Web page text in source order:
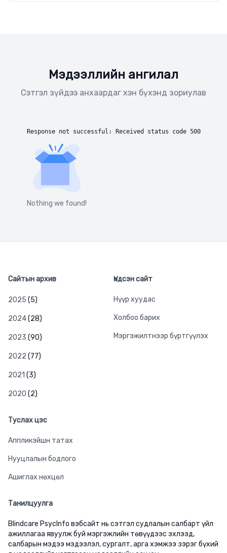
Мэдээллийн ангилал
Сэтгэл зүйдээ анхаардаг хэн бүхэнд зориулав
Response not successful: Received status code 500
Nothing we found!
Сайтын архив
2025 (5)
2024(28)
2023 (90)
2022 (77)
2021 (3)
2020 (2)
Үндсэн сайт
Нүүр хуудас
Холбоо барих
Мэргэжилтнээр бүртгүүлэх
Туслах цэс
Аппликэйшн татах
Нууцлалын бодлого
Ашиглах нөхцөл
Танилцуулга
Blindcare PsycInfo вэбсайт нь сэтгэл судлалын салбарт үйл
ажиллагаа явуулж буй мэргэжлийн төвүүдээс эхлээд,
салбарын мэдээ мэдээлэл, сургалт, арга хэмжээ зэрэг бүхий